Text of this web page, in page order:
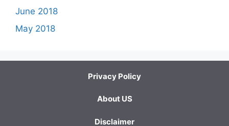
June 2018
May 2018
Privacy Policy
About US
Disclaimer